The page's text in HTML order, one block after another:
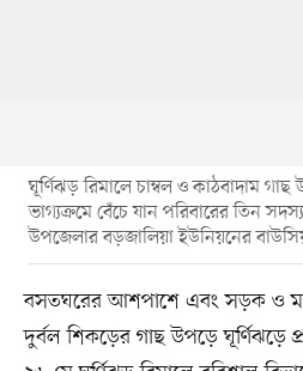
ঘূর্ণিঝড় রিমালে চাম্বল ও কাঠবাদাম
ভাগ্যক্রমে বেঁচে যান পরিবারের তিন
উপজেলার বড়জালিয়া ইউনিয়নের
বসতঘরের আশপাশে এবং সড়ক ও
দুর্বল শিকড়ের গাছ উপড়ে ঘূর্ণিঝড়ে